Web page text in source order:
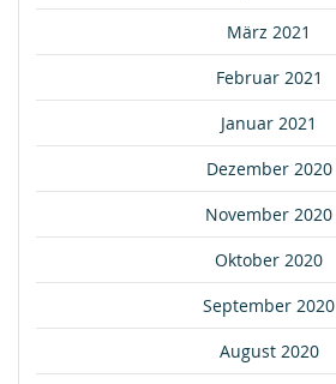
März 2021
Februar 2021
Januar 2021
Dezember 2020
November 2020
Oktober 2020
September 2020
August 2020